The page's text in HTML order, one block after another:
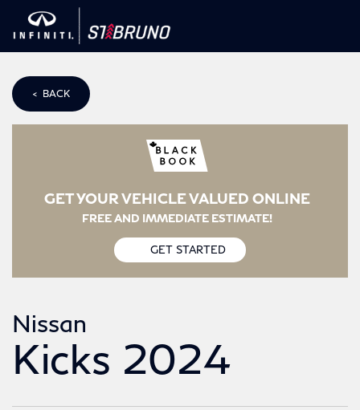
< BACK
GET YOUR VEHICLE VALUED ONLINE
FREE AND IMMEDIATE ESTIMATE!
GET STARTED
Nissan
Kicks 2024